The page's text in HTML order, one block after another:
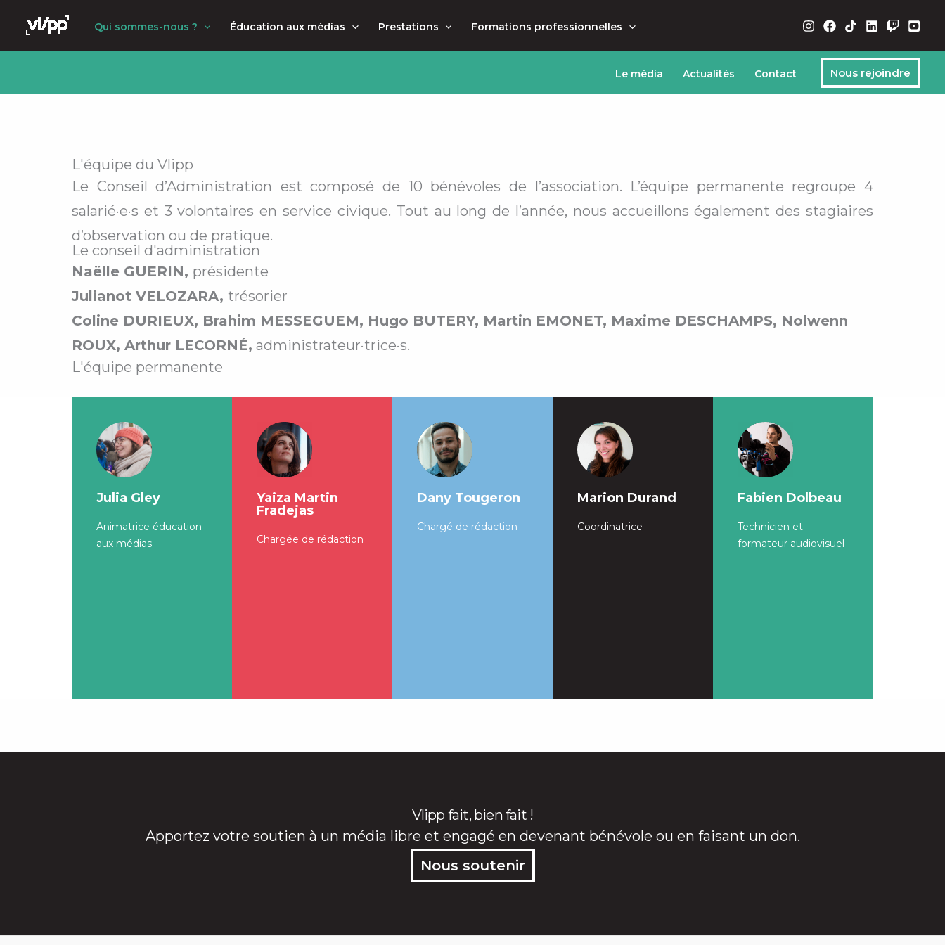
principal
Qui sommes-nous ? Éducation aux médias Prestations Formations professionnelles
Le média Actualités Contact Nous rejoindre
L'équipe du Vlipp
Le Conseil d’Administration est composé de 10 bénévoles de l’association. L’équipe permanente regroupe 4
salarié·e·s et 3 volontaires en service civique. Tout au long de l’année, nous accueillons également des stagiaires
d’observation ou de pratique.
Le conseil d'administration
Naëlle GUERIN, présidente
Julianot VELOZARA, trésorier
Coline DURIEUX, Brahim MESSEGUEM, Hugo BUTERY, Martin EMONET, Maxime DESCHAMPS, Nolwenn
ROUX, Arthur LECORNÉ, administrateur·trice·s.
L'équipe permanente
Julia Gley
Animatrice éducation
aux médias
Yaiza Martin
Fradejas
Chargée de rédaction
Dany Tougeron
Chargé de rédaction
Marion Durand
Coordinatrice
Fabien Dolbeau
Technicien et
formateur audiovisuel
Vlipp fait, bien fait !
Apportez votre soutien à un média libre et engagé en devenant bénévole ou en faisant un don.
Nous soutenir